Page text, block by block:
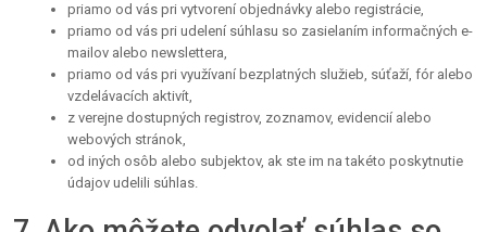
priamo od vás pri vytvorení objednávky alebo registrácie,
priamo od vás pri udelení súhlasu so zasielaním informačných e-
mailov alebo newslettera,
priamo od vás pri využívaní bezplatných služieb, súťaží, fór alebo
vzdelávacích aktivít,
z verejne dostupných registrov, zoznamov, evidencií alebo
webových stránok,
od iných osôb alebo subjektov, ak ste im na takéto poskytnutie
údajov udelili súhlas.